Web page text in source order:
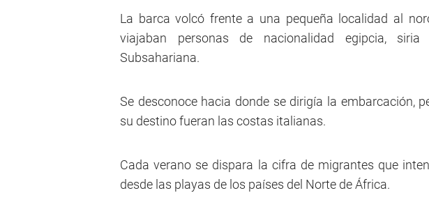
La barca volcó frente a una pequeña localidad al
viajaban personas de nacionalidad egipcia,
Subsahariana.
Se desconoce hacia donde se dirigía la embarcación,
su destino fueran las costas italianas.
Cada verano se dispara la cifra de migrantes que
desde las playas de los países del Norte de África.